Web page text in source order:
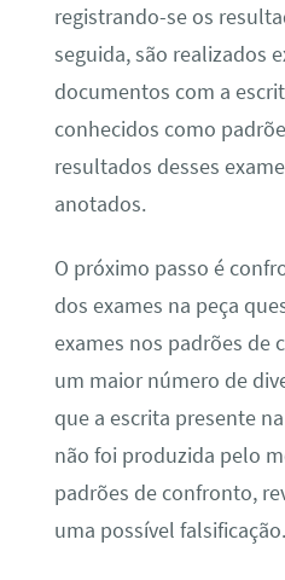
registrando-se os
seguida, são realizados
documentos com a
conhecidos como
resultados desses
anotados.
O próximo passo é
dos exames na peça
exames nos padrões de
um maior número de
que a escrita presente
não foi produzida pelo
padrões de confronto,
uma possível falsificação.